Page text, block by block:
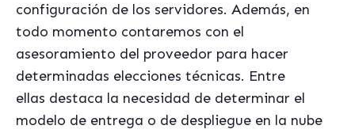
configuración de los servidores. Además, en
todo momento contaremos con el
asesoramiento del proveedor para hacer
determinadas elecciones técnicas. Entre
ellas destaca la necesidad de determinar el
modelo de entrega o de despliegue en la nube